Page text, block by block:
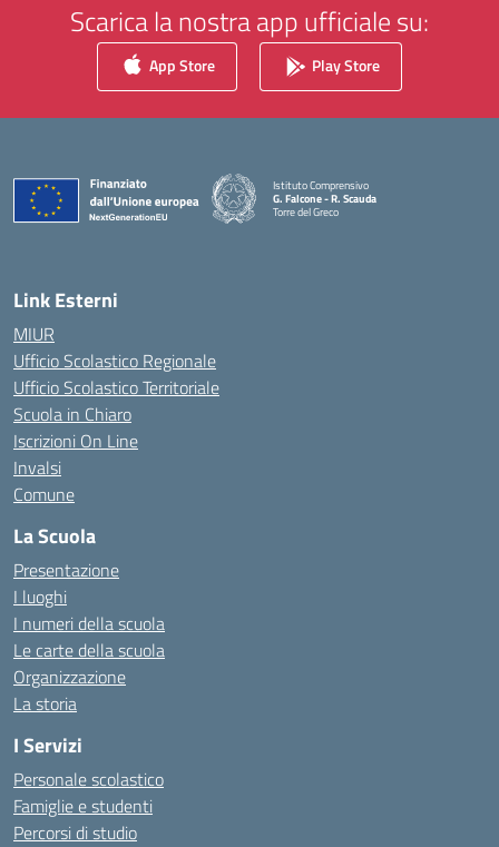
Scarica la nostra app ufficiale su:
App Store Play Store
Istituto Comprensivo
G. Falcone - R. Scauda
Torre del Greco
Link Esterni
MIUR
Ufficio Scolastico Regionale
Ufficio Scolastico Territoriale
Scuola in Chiaro
Iscrizioni On Line
Invalsi
Comune
La Scuola
Presentazione
I luoghi
I numeri della scuola
Le carte della scuola
Organizzazione
La storia
I Servizi
Personale scolastico
Famiglie e studenti
Percorsi di studio